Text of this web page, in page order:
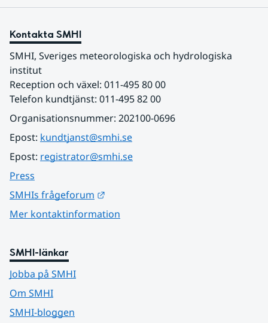
Kontakta SMHI
SMHI, Sveriges meteorologiska och hydrologiska
institut
Reception och växel: 011-495 80 00
Telefon kundtjänst: 011-495 82 00
Organisationsnummer: 202100-0696
Epost: kundtjanst@smhi.se
Epost: registrator@smhi.se
Press
SMHIs frågeforum
Mer kontaktinformation
SMHI-länkar
Jobba på SMHI
Om SMHI
SMHI-bloggen